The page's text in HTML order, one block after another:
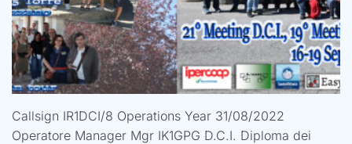
Callsign IR1DCI/8 Operations Year 31/08/2022
Operatore Manager Mgr IK1GPG D.C.I. Diploma dei